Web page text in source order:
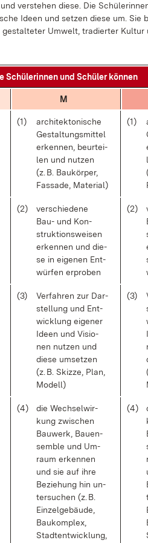
ver­ste­hen die­se. Die
Ide­en und set­zen die­se um. Sie
Um­welt, tra­dier­ter Kul­tur
Schü­le­rin­nen und Schü­ler kön­nen
M
(1)
ar­chi­tek­to­ni­sche
Ge­stal­tungs­mit­tel
er­ken­nen, be­ur­tei­
len und nut­zen
(z. B. Bau­kör­per,
Fas­sa­de, Ma­te­ri­al)
(1)
(2)
ver­schie­de­ne
Bau- und Kon­
struk­ti­ons­wei­sen
er­ken­nen und die­
se in ei­ge­nen Ent­
wür­fen er­pro­ben
(2)
(3)
Ver­fah­ren zur Dar­
stel­lung und Ent­
wick­lung ei­ge­ner
Ide­en und Vi­sio­
nen nut­zen und
die­se um­set­zen
(z. B. Skiz­ze, Plan,
Mo­dell)
(3)
(4)
die Wech­sel­wir­
kung zwi­schen
Bau­werk, Bau­en­
sem­ble und Um­
raum er­ken­nen
und sie auf ih­re
Be­zie­hung hin un­
ter­su­chen (z. B.
Ein­zel­ge­bäu­de,
Bau­kom­plex,
Stadt­ent­wick­lung,
(4)